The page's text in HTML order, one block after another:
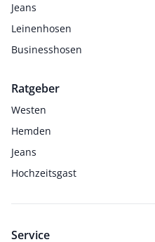
Jeans
Leinenhosen
Businesshosen
Ratgeber
Westen
Hemden
Jeans
Hochzeitsgast
Service